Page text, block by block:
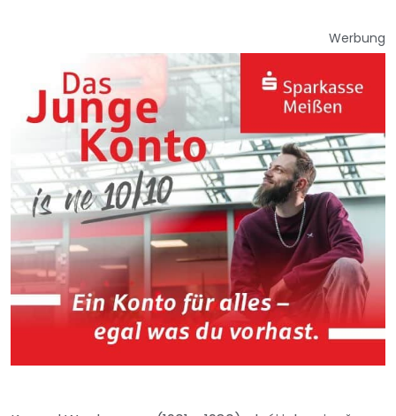
Werbung